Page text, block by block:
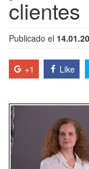
clientes
Publicado el
+1 Like